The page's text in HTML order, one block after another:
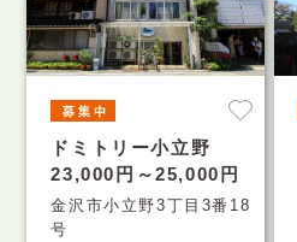
ドミトリー小立野
23,000円～25,000円
金沢市小立野3丁目3番18
号